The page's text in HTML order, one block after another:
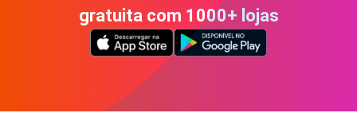
gratuita com 1000+ lojas